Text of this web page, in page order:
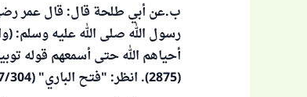
ب‌.عن أبي طلحة قال: قال عمر رضي
رسول الله صلى الله عليه وسلم:
(2875). انظر: "فتح الباري" (7/304).